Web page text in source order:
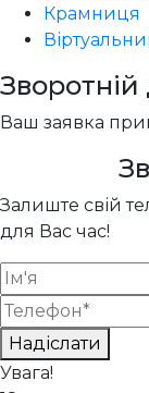
Крамниця
Зворотній
Ваш заявка
Залиште свій
для Вас час!
Надіслати
Увага!